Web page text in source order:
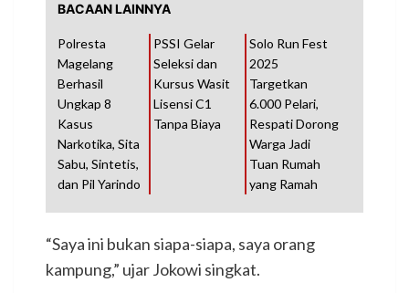
BACAAN LAINNYA
Polresta
Magelang
Berhasil
Ungkap 8
Kasus
Narkotika, Sita
Sabu, Sintetis,
dan Pil Yarindo
PSSI Gelar
Seleksi dan
Kursus Wasit
Lisensi C1
Tanpa Biaya
Solo Run Fest
2025
Targetkan
6.000 Pelari,
Respati Dorong
Warga Jadi
Tuan Rumah
yang Ramah
“Saya ini bukan siapa-siapa, saya orang
kampung,” ujar Jokowi singkat.